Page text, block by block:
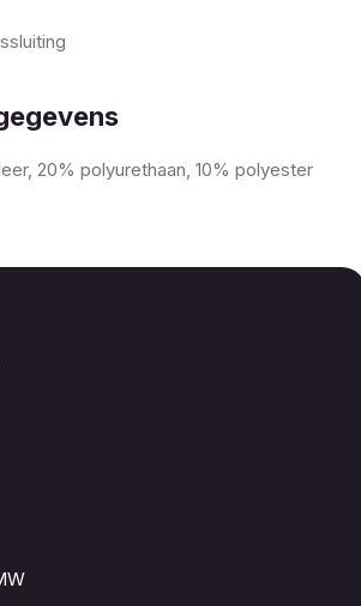
20% polyurethaan, 10% polyester